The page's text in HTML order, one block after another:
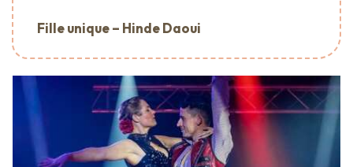
Fille unique – Hinde Daoui